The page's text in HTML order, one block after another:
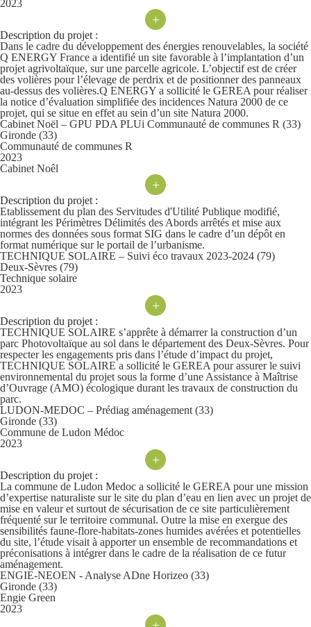
2023
+
Description du projet :
Dans le cadre du développement des énergies renouvelables, la société
Q ENERGY France a identifié un site favorable à l’implantation d’un
projet agrivoltaïque, sur une parcelle agricole. L’objectif est de créer
des volières pour l’élevage de perdrix et de positionner des panneaux
au-dessus des volières.Q ENERGY a sollicité le GEREA pour réaliser
la notice d’évaluation simplifiée des incidences Natura 2000 de ce
projet, qui se situe en effet au sein d’un site Natura 2000.
Cabinet Noël – GPU PDA PLUi Communauté de communes R (33)
Gironde (33)
Communauté de communes R
2023
Cabinet Noêl
+
Description du projet :
Etablissement du plan des Servitudes d'Utilité Publique modifié,
intégrant les Périmètres Délimités des Abords arrêtés et mise aux
normes des données sous format SIG dans le cadre d’un dépôt en
format numérique sur le portail de l’urbanisme.
TECHNIQUE SOLAIRE – Suivi éco travaux 2023-2024 (79)
Deux-Sèvres (79)
Technique solaire
2023
+
Description du projet :
TECHNIQUE SOLAIRE s’apprête à démarrer la construction d’un
parc Photovoltaïque au sol dans le département des Deux-Sèvres. Pour
respecter les engagements pris dans l’étude d’impact du projet,
TECHNIQUE SOLAIRE a sollicité le GEREA pour assurer le suivi
environnemental du projet sous la forme d’une Assistance à Maîtrise
d’Ouvrage (AMO) écologique durant les travaux de construction du
parc.
LUDON-MEDOC – Prédiag aménagement (33)
Gironde (33)
Commune de Ludon Médoc
2023
+
Description du projet :
La commune de Ludon Medoc a sollicité le GEREA pour une mission
d’expertise naturaliste sur le site du plan d’eau en lien avec un projet de
mise en valeur et surtout de sécurisation de ce site particulièrement
fréquenté sur le territoire communal. Outre la mise en exergue des
sensibilités faune-flore-habitats-zones humides avérées et potentielles
du site, l’étude visait à apporter un ensemble de recommandations et
préconisations à intégrer dans le cadre de la réalisation de ce futur
aménagement.
ENGIE-NEOEN - Analyse ADne Horizeo (33)
Gironde (33)
Engie Green
2023